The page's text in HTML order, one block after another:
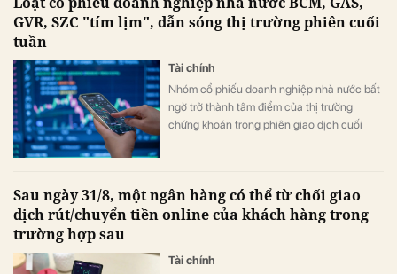
GVR, SZC "tím lịm", dẫn sóng thị trường phiên cuối
tuần
Tài chính
Nhóm cổ phiếu doanh nghiệp nhà nước bất
ngờ trở thành tâm điểm của thị trường
chứng khoán trong phiên giao dịch cuối
đảo chiều tăng điểm sau khi mở cửa trong
sắc đỏ.
Sau ngày 31/8, một ngân hàng có thể từ chối giao
dịch rút/chuyển tiền online của khách hàng trong
trường hợp sau
Tài chính